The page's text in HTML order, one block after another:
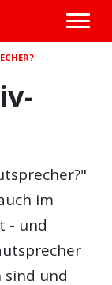
"
im
- und
sind und